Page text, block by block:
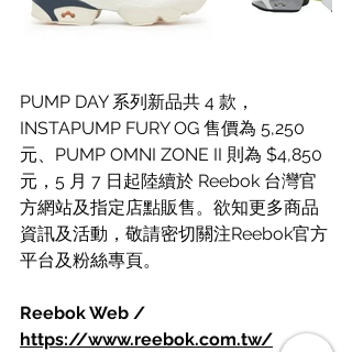
PUMP DAY 系列新品共 4 款，
INSTAPUMP FURY OG 售價為 5,250
元、PUMP OMNI ZONE II 則為 $4,850
元，5 月 7 日起陸續於 Reebok 台灣官
方網站及指定店點販售。欲知更多商品
資訊及活動，敬請密切關注Reebok官方
平台及粉絲專頁。
Reebok Web /
https://www.reebok.com.tw/